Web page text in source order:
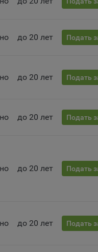
о пользователе в случае,
веб-сайтах. Например,
может встретить
cookie для отслеживания
Такие файлы cookie,
файлов cookie:
куки, языковой
некоторые
до 20 лет Подать
до 20 лет Подать
до 20 лет Подать
до 20 лет Подать
до 20 лет Подать